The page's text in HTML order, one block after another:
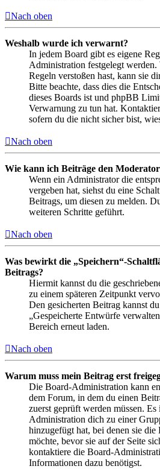
Nach oben
Weshalb wurde ich verwarnt?
In jedem Board gibt es eigene
Administration festgelegt werden.
Regeln verstoßen hast, kann sie
Bitte beachte, dass dies die
dieses Boards ist und phpBB
Verwarnung zu tun hat.
sofern du die nicht sicher bist,
Nach oben
Wie kann ich Beiträge den
Wenn ein Administrator die
vergeben hat, siehst du eine
Beitrags, um diesen zu melden.
weiteren Schritte geführt.
Nach oben
Was bewirkt die „Speichern“-
Beitrags?
Hiermit kannst du die
zu einem späteren Zeitpunkt
Den gesicherten Beitrag kannst
„Gespeicherte Entwürfe
Bereich erneut laden.
Nach oben
Warum muss mein Beitrag erst
Die Board-Administration kann
dem Forum, in dem du einen
zuerst geprüft werden müssen.
Administration dich zu einer
hinzugefügt hat, bei denen sie die
möchte, bevor sie auf der Seite
kontaktiere die Board-
Informationen dazu benötigst.